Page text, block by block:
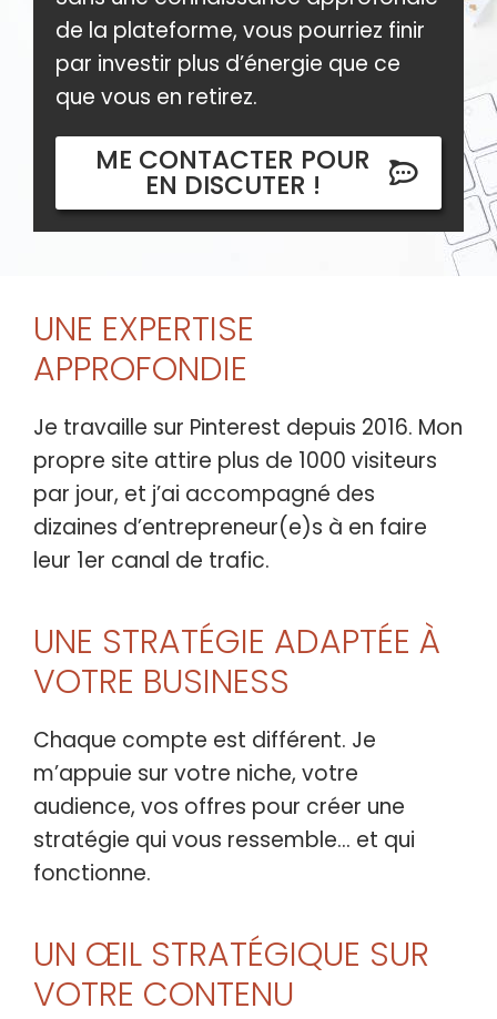
de la plateforme, vous pourriez finir
par investir plus d’énergie que ce
que vous en retirez.
ME CONTACTER POUR
EN DISCUTER !
UNE EXPERTISE
APPROFONDIE
Je travaille sur Pinterest depuis 2016. Mon
propre site attire plus de 1000 visiteurs
par jour, et j’ai accompagné des
dizaines d’entrepreneur(e)s à en faire
leur 1er canal de trafic.
UNE STRATÉGIE ADAPTÉE À
VOTRE BUSINESS
Chaque compte est différent. Je
m’appuie sur votre niche, votre
audience, vos offres pour créer une
stratégie qui vous ressemble… et qui
fonctionne.
UN ŒIL STRATÉGIQUE SUR
VOTRE CONTENU